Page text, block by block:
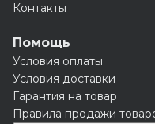
Контакты
Помощь
Условия оплаты
Условия доставки
Гарантия на товар
Правила продажи